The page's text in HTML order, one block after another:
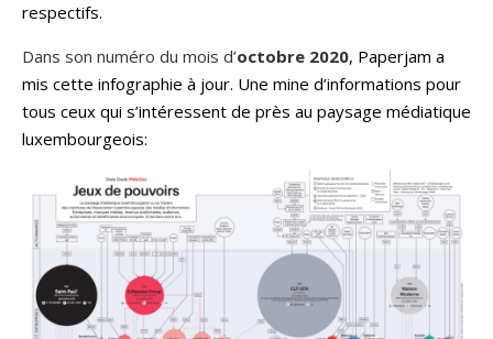
respectifs.
Dans son numéro du mois d’octobre 2020, Paperjam a
mis cette infographie à jour. Une mine d’informations pour
tous ceux qui s’intéressent de près au paysage médiatique
luxembourgeois: